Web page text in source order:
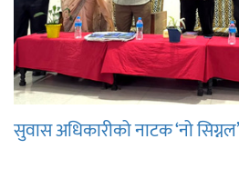
सुवास अधिकारीको नाटक ‘नो